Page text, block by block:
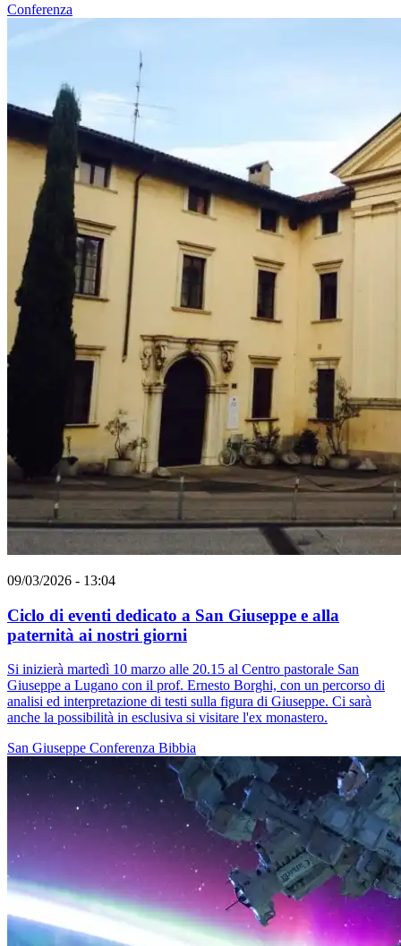
Conferenza
09/03/2026 - 13:04
Ciclo di eventi dedicato a San Giuseppe e alla
paternità ai nostri giorni
Si inizierà martedì 10 marzo alle 20.15 al Centro pastorale San
Giuseppe a Lugano con il prof. Ernesto Borghi, con un percorso di
analisi ed interpretazione di testi sulla figura di Giuseppe. Ci sarà
anche la possibilità in esclusiva si visitare l'ex monastero.
San Giuseppe Conferenza Bibbia